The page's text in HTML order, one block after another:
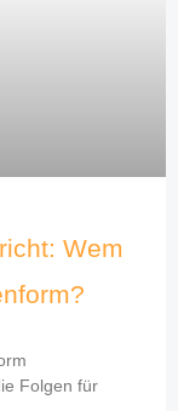
Wem
Folgen für